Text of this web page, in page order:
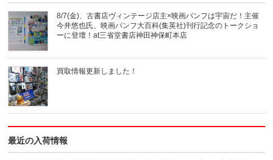
達
へ
メ
ー
ル
で
送
信
(新
し
い
ウ
ィ
ン
ド
ウ
開
き
ま
す)
刷
(新
し
い
ウ
ィ
ン
ド
ウ
で
開
き
ま
す)
8/7(金)、古書店ヴィンテージ店主×映画パンフは宇宙だ！主催
今井悠也氏、映画パンフ大百科(集英社)刊行記念のトークショ
ーに登壇！at三省堂書店神田神保町本店
買取情報更新しました！
最近の入荷情報